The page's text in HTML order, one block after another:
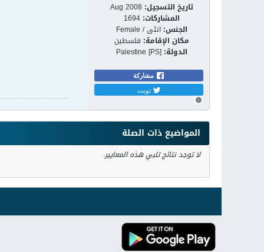
تاريخ التسجيل: Aug 2008
المشاركات: 1694
الجنس: انثى / Female
مكان الإقامة: فلسطين
الدولة: Palestine [PS]
مشاركة
تويت
المواضيع ذات الصلة
لا توجد نتائج تلبي هذه المعايير.